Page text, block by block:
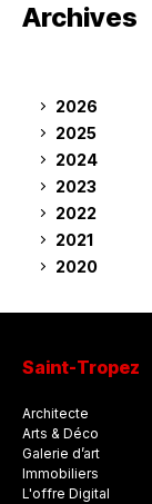
Archives
2026
2025
2024
2023
2022
2021
2020
Saint-Tropez
Architecte
Arts & Déco
Galerie d’art
Immobiliers
L'offre Digital